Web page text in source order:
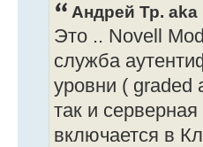
Андрей Тр. aka
Это .. Novell
служба
уровни ( graded
так и
включается в